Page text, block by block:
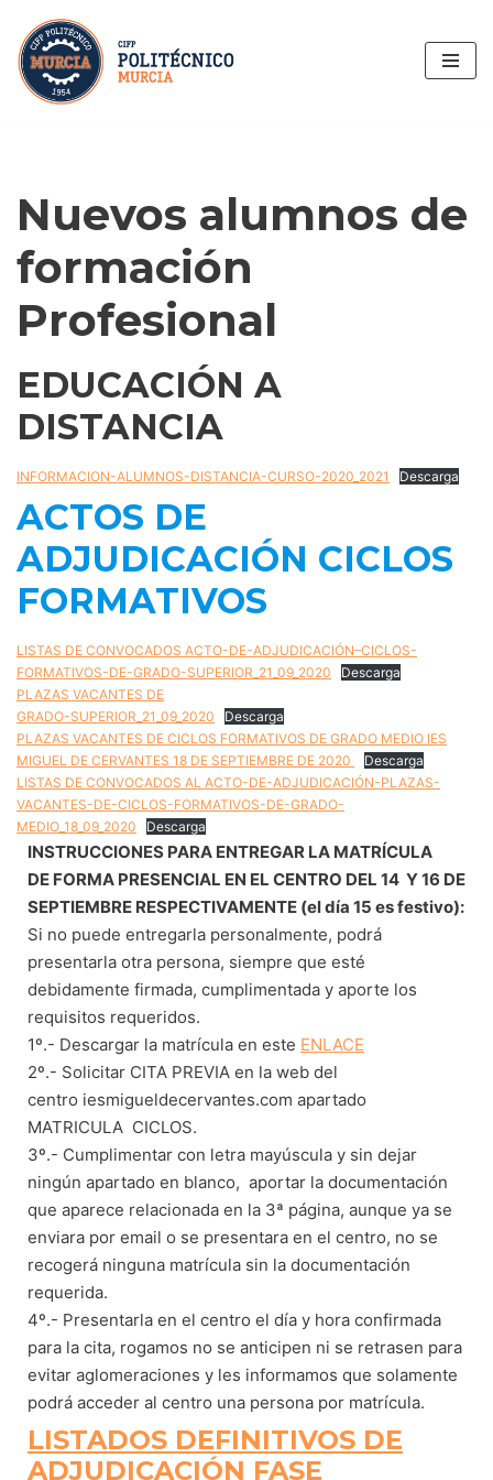
Saltar
al
Nuevos alumnos de
formación
Profesional
EDUCACIÓN A
DISTANCIA
INFORMACION-ALUMNOS-DISTANCIA-CURSO-2020_2021 Descarga
ACTOS DE
ADJUDICACIÓN CICLOS
FORMATIVOS
LISTAS DE CONVOCADOS ACTO-DE-ADJUDICACIÓN–CICLOS-
FORMATIVOS-DE-GRADO-SUPERIOR_21_09_2020
Descarga
PLAZAS VACANTES DE
GRADO-SUPERIOR_21_09_2020
Descarga
PLAZAS VACANTES DE CICLOS FORMATIVOS DE GRADO MEDIO IES
MIGUEL DE CERVANTES 18 DE SEPTIEMBRE DE 2020
Descarga
LISTAS DE CONVOCADOS AL ACTO-DE-ADJUDICACIÓN-PLAZAS-
VACANTES-DE-CICLOS-FORMATIVOS-DE-GRADO-
MEDIO_18_09_2020
Descarga
INSTRUCCIONES PARA ENTREGAR LA MATRÍCULA
DE FORMA PRESENCIAL EN EL CENTRO DEL 14 Y 16 DE
SEPTIEMBRE RESPECTIVAMENTE (el día 15 es festivo):
Si no puede entregarla personalmente, podrá
presentarla otra persona, siempre que esté
debidamente firmada, cumplimentada y aporte los
requisitos requeridos.
1º.- Descargar la matrícula en este ENLACE
2º.- Solicitar CITA PREVIA en la web del
centro iesmigueldecervantes.com apartado
MATRICULA CICLOS.
3º.- Cumplimentar con letra mayúscula y sin dejar
ningún apartado en blanco, aportar la documentación
que aparece relacionada en la 3ª página, aunque ya se
enviara por email o se presentara en el centro, no se
recogerá ninguna matrícula sin la documentación
requerida.
4º.- Presentarla en el centro el día y hora confirmada
para la cita, rogamos no se anticipen ni se retrasen para
evitar aglomeraciones y les informamos que solamente
podrá acceder al centro una persona por matrícula.
LISTADOS DEFINITIVOS DE
ADJUDICACIÓN FASE